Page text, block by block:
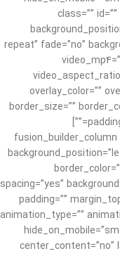
class=””
repeat” fade=”no”
overlay_color=””
border_size=””
padding_bottom=”” padding_left=”” padding_right=””]
spacing=”yes”
padding=””
animation_type=””
center_content=”no”